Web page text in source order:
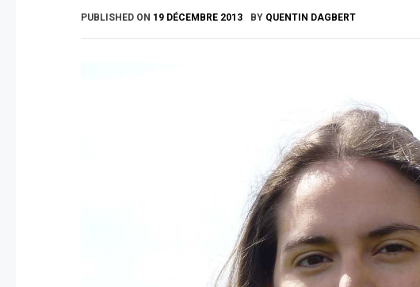
PUBLISHED ON 19 DÉCEMBRE 2013 BY QUENTIN DAGBERT